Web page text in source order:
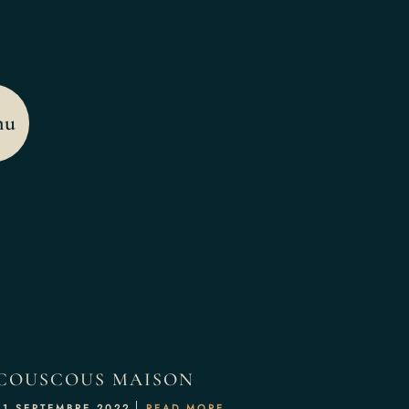
MAISON